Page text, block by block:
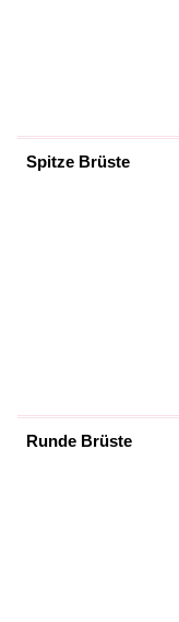
Spitze Brüste
Runde Brüste